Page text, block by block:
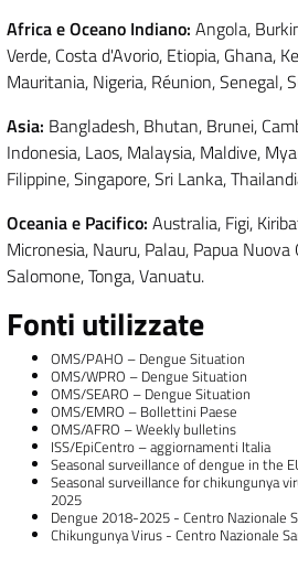
Africa e Oceano Indiano: Angola,
Verde, Costa d'Avorio, Etiopia, Ghana,
Mauritania, Nigeria, Réunion, Senegal,
Asia: Bangladesh, Bhutan, Brunei,
Indonesia, Laos, Malaysia, Maldive,
Filippine, Singapore, Sri Lanka,
Oceania e Pacifico: Australia, Figi,
Micronesia, Nauru, Palau, Papua Nuova
Salomone, Tonga, Vanuatu.
Fonti utilizzate
OMS/PAHO – Dengue Situation
OMS/WPRO – Dengue Situation
OMS/SEARO – Dengue Situation
OMS/EMRO – Bollettini Paese
OMS/AFRO – Weekly bulletins
ISS/EpiCentro – aggiornamenti Italia
Seasonal surveillance of dengue in the
Seasonal surveillance for chikungunya
2025
Dengue 2018-2025 - Centro Nazionale
Chikungunya Virus - Centro Nazionale